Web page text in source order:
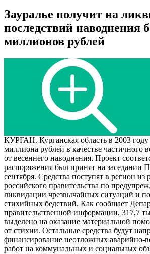
Зауралье получит на
последствий наводнения
миллионов рублей
КУРГАН. Курганская область в 2003
миллиона рублей в качестве частичного
от весеннего наводнения. Проект
распоряжения был принят на заседании
сентября. Средства поступят в регион из
российского правительства по
ликвидации чрезвычайных ситуаций и
стихийных бедствий. Как сообщает
правительственной информации, 317,7
выделено на оказание материальной
от стихии. Остальные средства будут
финансирование неотложных аварийно-
работ на коммунальных и социальных